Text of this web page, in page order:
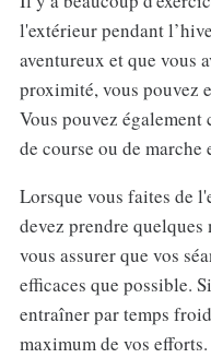
l'extérieur pendant
aventureux et que vous
proximité, vous pouvez
Vous pouvez
de course ou de marche
Lorsque vous faites de
devez prendre
vous assurer que vos
efficaces que possible.
entraîner par temps
maximum de vos efforts.